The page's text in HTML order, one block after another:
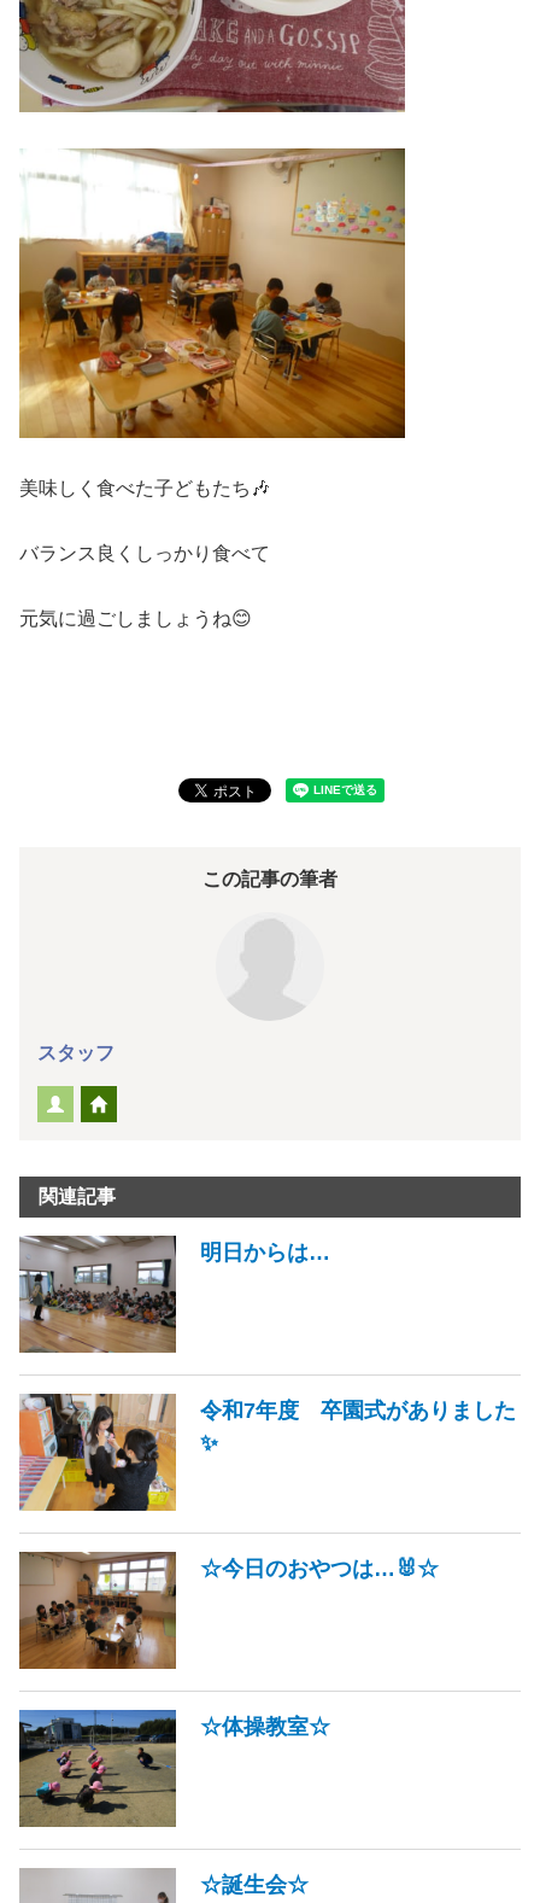
美味しく食べた子どもたち🎶
バランス良くしっかり食べて
元気に過ごしましょうね😊
この記事の筆者
スタッフ
関連記事
明日からは…
令和7年度 卒園式がありました
✨
☆今日のおやつは…🐰☆
☆体操教室☆
☆誕生会☆